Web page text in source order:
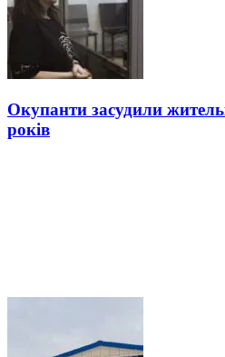
Окупанти засудили
років